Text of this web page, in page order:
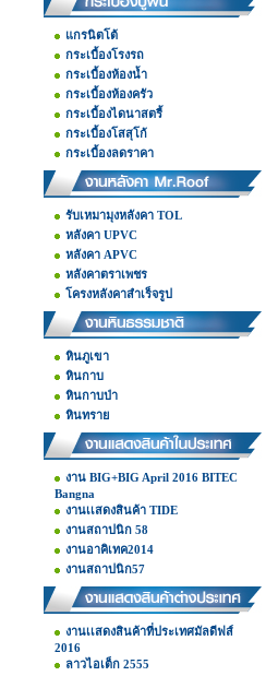
แกรนิตโต้
กระเบื้องโรงรถ
กระเบื้องห้องน้ำ
กระเบื้องห้องครัว
กระเบื้องไดนาสตรี้
กระเบื้องโสสุโก้
กระเบื้องลดราคา
รับเหมามุงหลังคา TOL
หลังคา UPVC
หลังคา APVC
หลังคาตราเพชร
โครงหลังคาสำเร็จรูป
หินภูเขา
หินกาบ
หินกาบป่า
หินทราย
งาน BIG+BIG April 2016 BITEC
Bangna
งานเเสดงสินค้า TIDE
งานสถาปนิก 58
งานอาคิเทค2014
งานสถาปนิก57
งานเเสดงสินค้าที่ประเทศมัลดีฟส์
2016
ลาวไอเต็ก 2555